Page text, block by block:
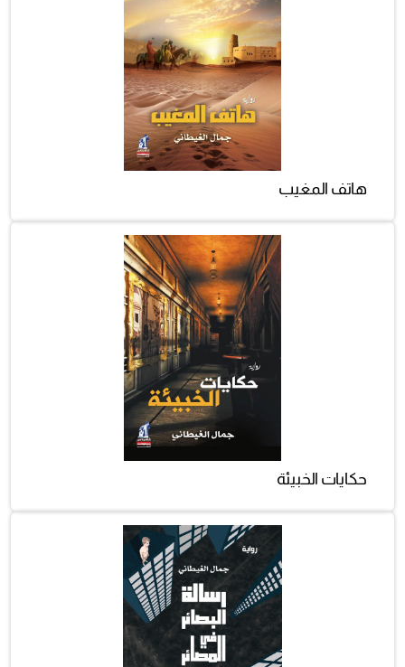
هاتف المغيب
حكايات الخبيئة